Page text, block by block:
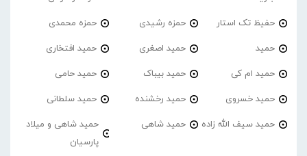
حفیظ تک استار حمزه رشیدی حمزه محمدی
حمید حمید اصغری حمید افتخاری
حمید ام کی حمید بیباک حمید حامی
حمید خسروی حمید رخشنده حمید سلطانی
حمید سیف الله زاده حمید شاهی
حمید شاهی و میلاد
پارسیان